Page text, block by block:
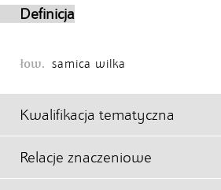
Definicja
łow. samica wilka
Kwalifikacja tematyczna
Relacje znaczeniowe